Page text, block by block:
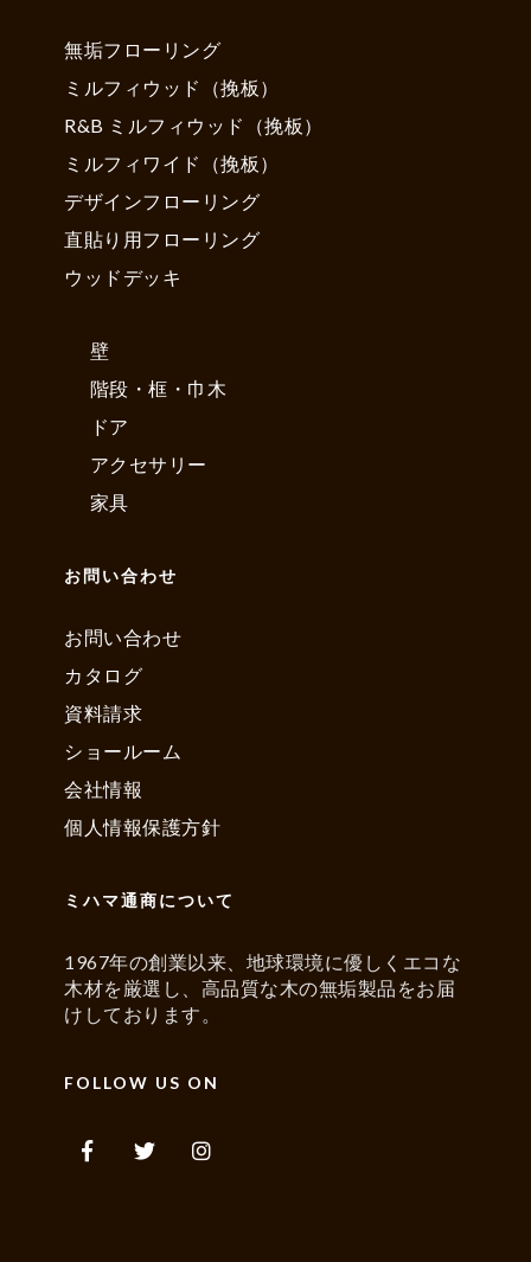
無垢フローリング
ミルフィウッド（挽板）
R&B ミルフィウッド（挽板）
ミルフィワイド（挽板）
デザインフローリング
直貼り用フローリング
ウッドデッキ
壁
階段・框・巾木
ドア
アクセサリー
家具
お問い合わせ
お問い合わせ
カタログ
資料請求
ショールーム
会社情報
個人情報保護方針
ミハマ通商について
1967年の創業以来、地球環境に優しくエコな
木材を厳選し、高品質な木の無垢製品をお届
けしております。
FOLLOW US ON